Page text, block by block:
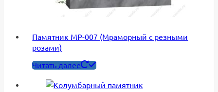
Памятник МР-007 (Мраморный с резными
розами)
Читать далее